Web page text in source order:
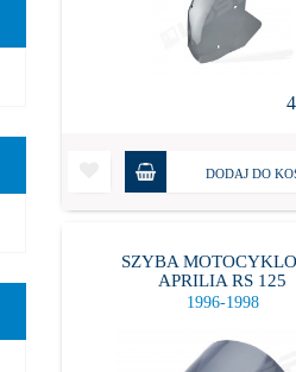
DODAJ DO
SZYBA
APRILIA RS 125
1996-1998